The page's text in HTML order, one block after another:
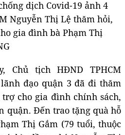
Nguyễn Thị Lệ thăm hỏi,
gia đình bà Phạm Thị
Chủ tịch HĐND TPHCM
đạo quận 3 đã đi thăm
cho gia đình chính sách,
quận. Đến trao tặng quà hỗ
Thị Gắm (79 tuổi, thuộc